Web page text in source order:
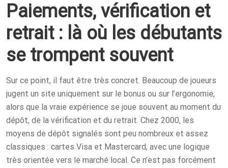
Paiements, vérification et
retrait : là où les débutants
se trompent souvent
Sur ce point, il faut être très concret. Beaucoup de joueurs
jugent un site uniquement sur le bonus ou sur l’ergonomie,
alors que la vraie expérience se joue souvent au moment du
dépôt, de la vérification et du retrait. Chez 2000, les
moyens de dépôt signalés sont peu nombreux et assez
classiques : cartes Visa et Mastercard, avec une logique
très orientée vers le marché local. Ce n’est pas forcément